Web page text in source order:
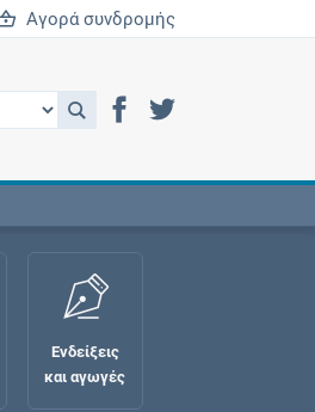
Αγορά συνδρομής
Ενδείξεις
και αγωγές